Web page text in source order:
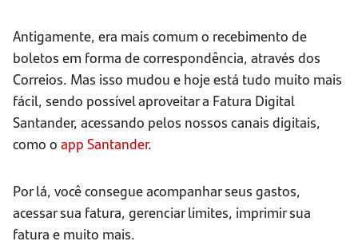
Antigamente, era mais comum o recebimento de
boletos em forma de correspondência, através dos
Correios. Mas isso mudou e hoje está tudo muito mais
fácil, sendo possível aproveitar a Fatura Digital
Santander, acessando pelos nossos canais digitais,
como o app Santander.
Por lá, você consegue acompanhar seus gastos,
acessar sua fatura, gerenciar limites, imprimir sua
fatura e muito mais.